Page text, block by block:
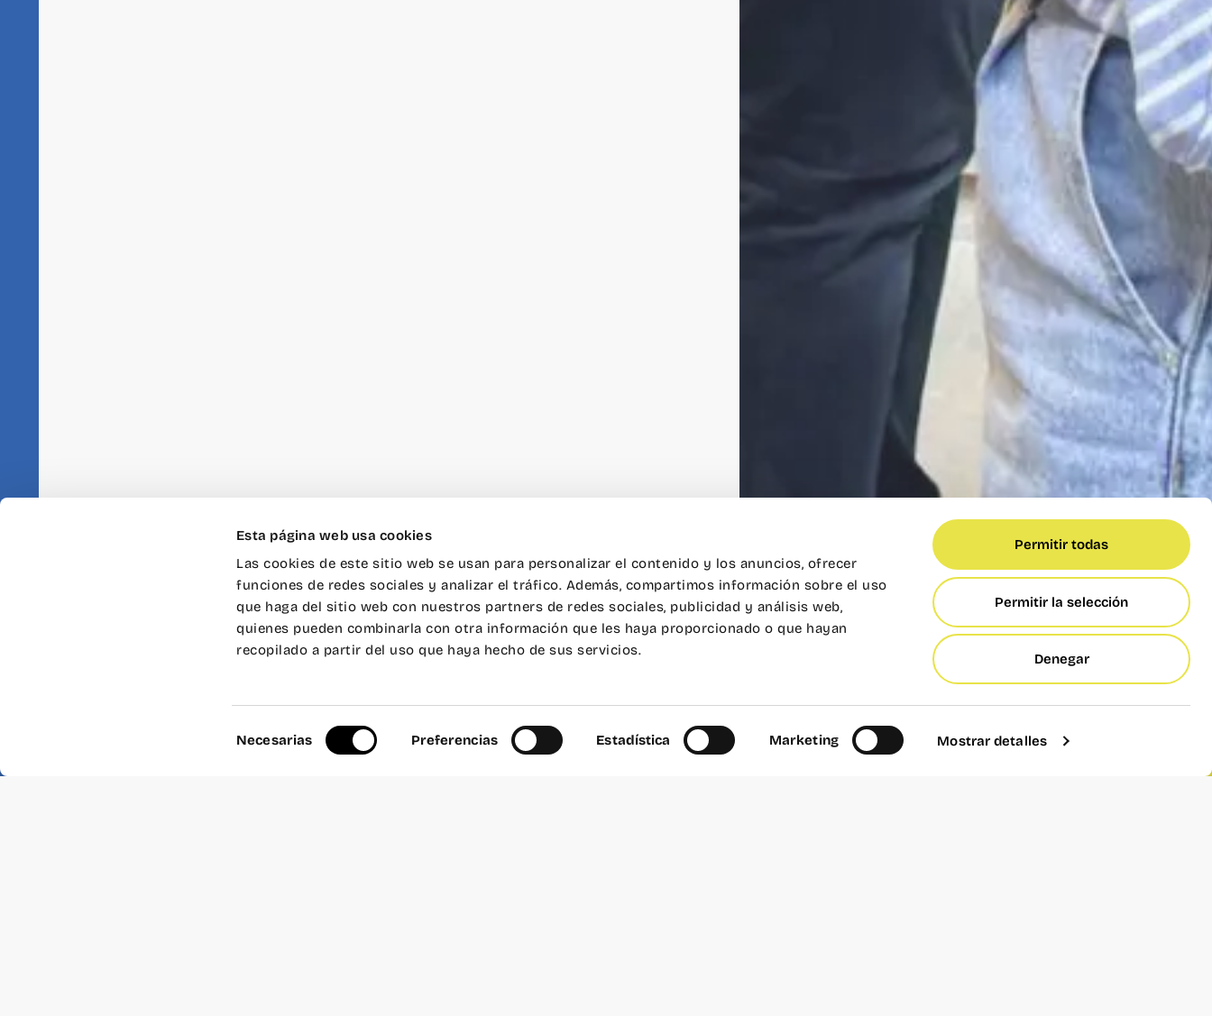
Esta página web usa cookies
Las cookies de este sitio web se usan para personalizar el contenido y los anuncios, ofrecer
funciones de redes sociales y analizar el tráfico. Además, compartimos información sobre el uso
que haga del sitio web con nuestros partners de redes sociales, publicidad y análisis web,
quienes pueden combinarla con otra información que les haya proporcionado o que hayan
recopilado a partir del uso que haya hecho de sus servicios.
de
Necesarias Preferencias Estadística Marketing Mostrar detalles
Permitir todas
Permitir la selección
Denegar
En Wayco Abastos y Wayco Ruzafa no nos hace falta el ácido hialurónico. Fruta, café, croissants y
gente que nos superalimenta. Vente, joven.
Dónde: Wayco Ruzafa, Patio.
Incluye: Café y croissants.